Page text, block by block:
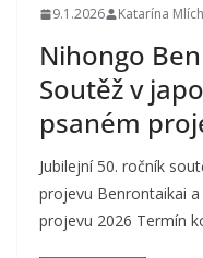
9.1.2026 Katarína
Nihongo
Soutěž v
psaném
Jubilejní 50. ročník
projevu Benrontaikai
projevu 2026 Termín